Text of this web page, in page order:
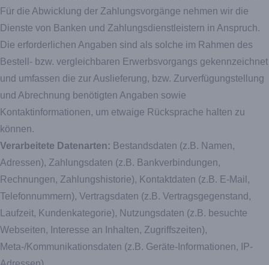
Für die Abwicklung der Zahlungsvorgänge nehmen wir die
Dienste von Banken und Zahlungsdienstleistern in Anspruch.
Die erforderlichen Angaben sind als solche im Rahmen des
Bestell- bzw. vergleichbaren Erwerbsvorgangs gekennzeichnet
und umfassen die zur Auslieferung, bzw. Zurverfügungstellung
und Abrechnung benötigten Angaben sowie
Kontaktinformationen, um etwaige Rücksprache halten zu
können.
Verarbeitete Datenarten: Bestandsdaten (z.B. Namen,
Adressen), Zahlungsdaten (z.B. Bankverbindungen,
Rechnungen, Zahlungshistorie), Kontaktdaten (z.B. E-Mail,
Telefonnummern), Vertragsdaten (z.B. Vertragsgegenstand,
Laufzeit, Kundenkategorie), Nutzungsdaten (z.B. besuchte
Webseiten, Interesse an Inhalten, Zugriffszeiten),
Meta-/Kommunikationsdaten (z.B. Geräte-Informationen, IP-